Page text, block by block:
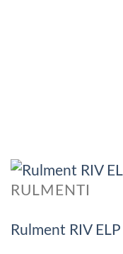
RULMENTI
Rulment RIV